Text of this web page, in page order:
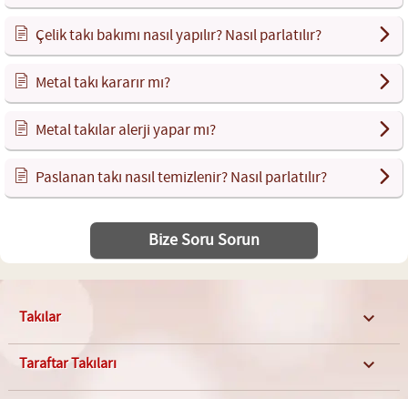
Çelik takı bakımı nasıl yapılır? Nasıl parlatılır?
Metal takı kararır mı?
Metal takılar alerji yapar mı?
Paslanan takı nasıl temizlenir? Nasıl parlatılır?
Bize Soru Sorun
Takılar 
Taraftar Takıları 